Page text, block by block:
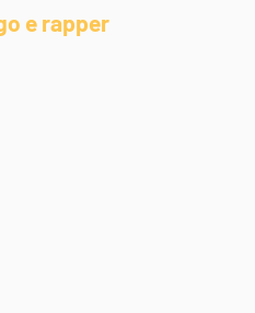
e rapper